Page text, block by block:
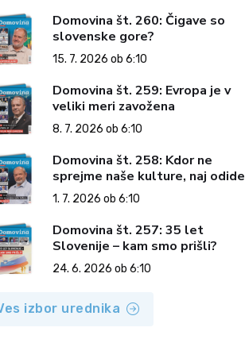
Domovina št. 260: Čigave so
slovenske gore?
15. 7. 2026 ob 6:10
Domovina št. 259: Evropa je v
veliki meri zavožena
8. 7. 2026 ob 6:10
Domovina št. 258: Kdor ne
sprejme naše kulture, naj odide
1. 7. 2026 ob 6:10
Domovina št. 257: 35 let
Slovenije – kam smo prišli?
24. 6. 2026 ob 6:10
izbor urednika